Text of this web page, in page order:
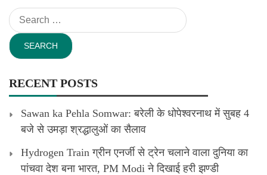
Search
for:
RECENT POSTS
Sawan ka Pehla Somwar: बरेली के धोपेश्वरनाथ में सुबह 4
बजे से उमड़ा श्रद्धालुओं का सैलाव
Hydrogen Train ग्रीन एनर्जी से ट्रेन चलाने वाला दुनिया का
पांचवा देश बना भारत, PM Modi ने दिखाई हरी झण्डी